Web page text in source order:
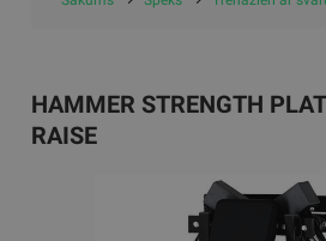
HAMMER STRENGTH
RAISE